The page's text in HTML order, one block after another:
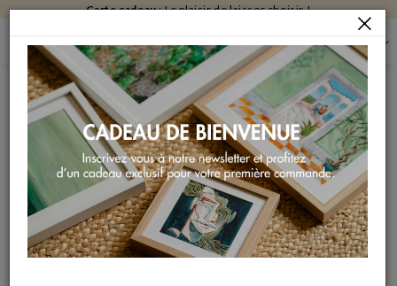
Payez en3x sans fraisdès 500€
SITE_MAP
Plan du site
ARTISTES
Best-sellers
Nouveaux artistes